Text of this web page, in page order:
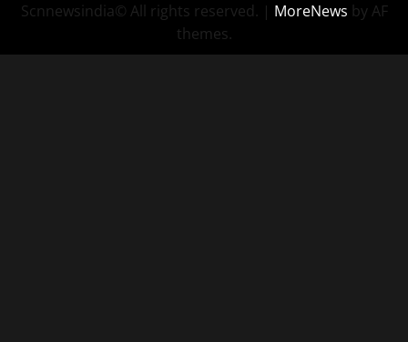
Scnnewsindia© All rights reserved. | MoreNews by AF
themes.